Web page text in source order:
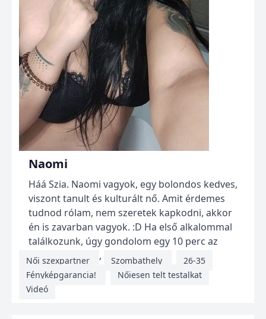
Naomi
Háá Szia. Naomi vagyok, egy bolondos kedves,
viszont tanult és kulturált nő. Amit érdemes
tudnod rólam, nem szeretek kapkodni, akkor
én is zavarban vagyok. :D Ha első alkalommal
találkozunk, úgy gondolom egy 10 perc az
életemből azért, hogy...
Női szexpartner Szombathely
26-35
Fényképgarancia!
Nőiesen telt testalkat
Videó